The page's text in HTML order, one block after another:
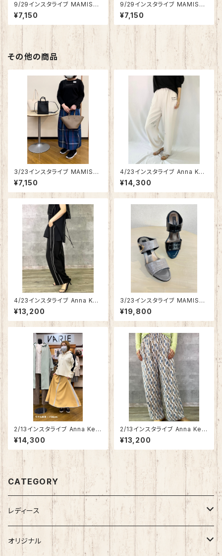
9/29インスタライブ MAMISSA
ムートン調トートバッグ1626-5
452【先行ご予約商品】
¥7,150
9/29インスタライブ MAMISSA
【持ち手・合皮】もふもふトート＆
ショルダーバッグ【その②2021】
1606-5378【先行ご予約商品】
¥7,150
その他の商品
3/23インスタライブ MAMISSA
リサイクルフェイクレザーハンド
バッグ（小） 1626-5489
¥7,150
4/23インスタライブ Anna Kerr
y ランダムロゴパンツ 852226
01
¥14,300
4/23インスタライブ Anna Kerr
y パイピングラインパンツ 2722
2602
¥13,200
3/23インスタライブ MAMISSA
ミュール 1941-1099
¥19,800
2/13インスタライブ Anna Kerr
y 配色切り替えフレアースカー
ト 27221502
¥14,300
2/13インスタライブ Anna Kerr
y 幾何学柄ワイドリラックスパン
ツ 27221604
¥13,200
CATEGORY
レディース
アパレル
オリジナル